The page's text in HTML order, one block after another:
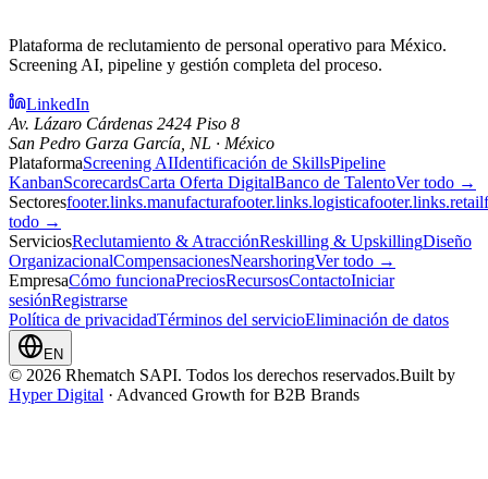
Plataforma de reclutamiento de personal operativo para México.
Screening AI, pipeline y gestión completa del proceso.
LinkedIn
Av. Lázaro Cárdenas 2424 Piso 8
San Pedro Garza García, NL · México
PlataformaScreening AIIdentificación de SkillsPipeline
KanbanScorecardsCarta Oferta DigitalBanco de TalentoVer todo →
Sectoresfooter.links.manufacturafooter.links.logisticafooter.links.retail
todo →
ServiciosReclutamiento & AtracciónReskilling & UpskillingDiseño
OrganizacionalCompensacionesNearshoringVer todo →
EmpresaCómo funcionaPreciosRecursosContactoIniciar
sesiónRegistrarse
Política de privacidadTérminos del servicioEliminación de datos
EN
© 2026 Rhematch SAPI. Todos los derechos reservados.Built by
Hyper Digital · Advanced Growth for B2B Brands